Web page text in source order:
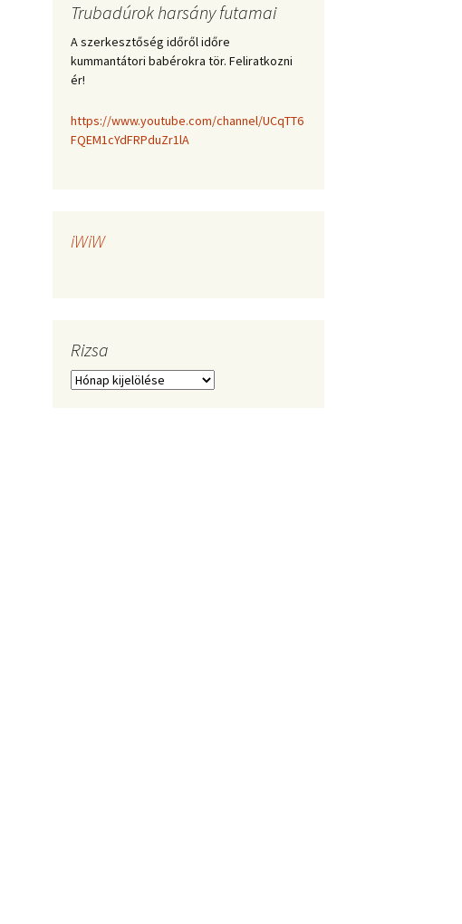
Trubadúrok harsány futamai
A szerkesztőség időről időre
kummantátori babérokra tör. Feliratkozni
ér!
https://www.youtube.com/channel/UCqTT6
FQEM1cYdFRPduZr1lA
iWiW
Rizsa
Rizsa